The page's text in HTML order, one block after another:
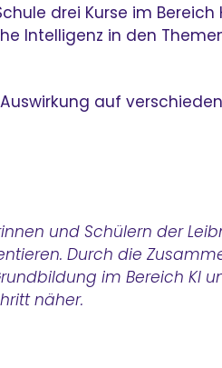
drei Kurse im Bereich
Intelligenz in den
auf
und Schülern der
Durch die
im Bereich KI
näher.